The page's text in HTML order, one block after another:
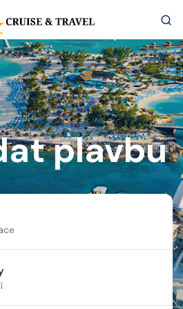
plavbu